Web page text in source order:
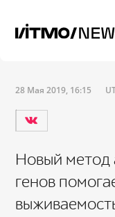
28 Мая 2019, 16:15
Новый метод
генов